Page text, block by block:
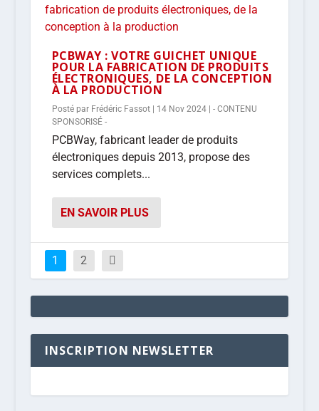
PCBWAY : VOTRE GUICHET UNIQUE
POUR LA FABRICATION DE PRODUITS
ÉLECTRONIQUES, DE LA CONCEPTION
À LA PRODUCTION
Posté par Frédéric Fassot| 14 Nov 2024| - CONTENU
SPONSORISÉ -
PCBWay, fabricant leader de produits
électroniques depuis 2013, propose des
services complets...
EN SAVOIR PLUS
1 2
INSCRIPTION NEWSLETTER